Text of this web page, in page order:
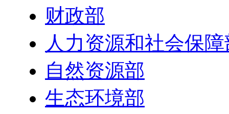
财政部
人力资源和社会保
自然资源部
生态环境部